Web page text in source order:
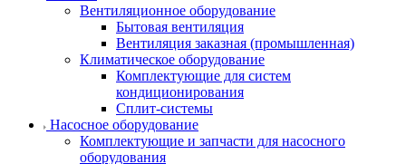
Вентиляционное оборудование
Бытовая вентиляция
Вентиляция заказная (промышленная)
Климатическое оборудование
Комплектующие для систем
кондиционирования
Сплит-системы
Насосное оборудование
Комплектующие и запчасти для насосного
оборудования